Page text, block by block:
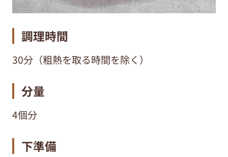
調理時間
30分（粗熱を取る時間を除く）
分量
4個分
下準備